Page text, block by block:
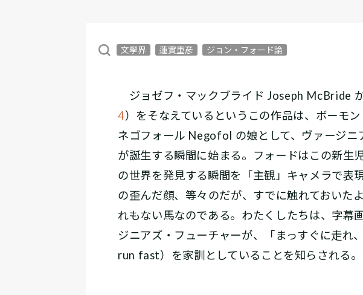
文學界 蓮實重彦 ジョン・フォード論
ジョゼフ・マックブライド Joseph McBride
4）をそなえているというこの作品は、ボーモ
ネゴフォール Negofol の娘として、ヴァージ
が誕生する瞬間に始まる。フォードはこの新生
の世界を発見する瞬間を「主観」キャメラで表
の歪んだ顔、等々――のだが、すでに触れておい
れもない馬なのである。わたくしたちは、字幕
ジニアズ・フューチャーが、「まっすぐに走
run fast）を家訓としていることを知らされる。